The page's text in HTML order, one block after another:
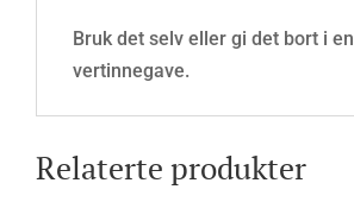
Bruk det selv eller gi det bort i en
vertinnegave.
Relaterte produkter